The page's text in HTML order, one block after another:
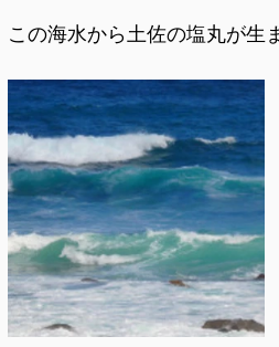
この海水から土佐の塩丸が生